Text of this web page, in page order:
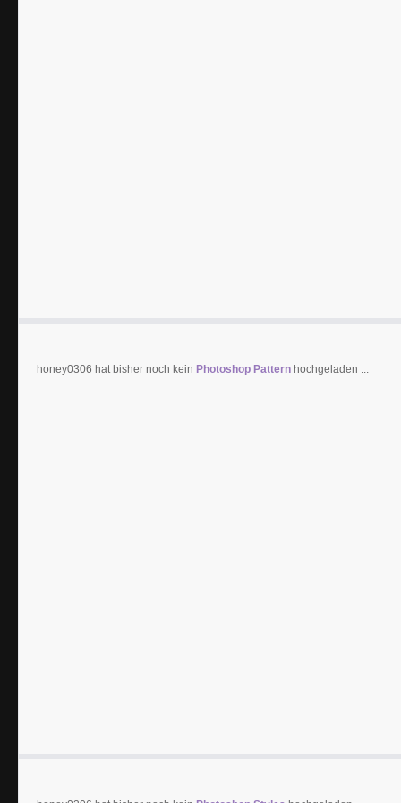
honey0306 hat bisher noch kein Photoshop Pattern hochgeladen ...